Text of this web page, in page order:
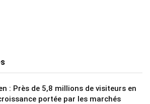
: Près de 5,8 millions de visiteurs en
portée par les marchés